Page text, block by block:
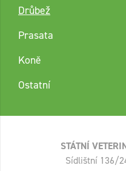
Drůbež
Prasata
Koně
Ostatní
STÁTNÍ
Sídlištní 136/